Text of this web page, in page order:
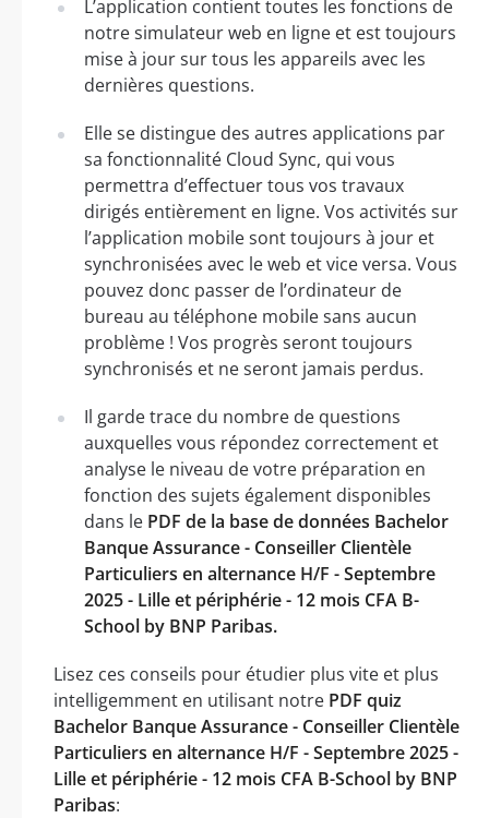
L’application contient toutes les fonctions de
notre simulateur web en ligne et est toujours
mise à jour sur tous les appareils avec les
dernières questions.
Elle se distingue des autres applications par
sa fonctionnalité Cloud Sync, qui vous
permettra d’effectuer tous vos travaux
dirigés entièrement en ligne. Vos activités sur
l’application mobile sont toujours à jour et
synchronisées avec le web et vice versa. Vous
pouvez donc passer de l’ordinateur de
bureau au téléphone mobile sans aucun
problème ! Vos progrès seront toujours
synchronisés et ne seront jamais perdus.
Il garde trace du nombre de questions
auxquelles vous répondez correctement et
analyse le niveau de votre préparation en
fonction des sujets également disponibles
dans le PDF de la base de données Bachelor
Banque Assurance - Conseiller Clientèle
Particuliers en alternance H/F - Septembre
2025 - Lille et périphérie - 12 mois CFA B-
School by BNP Paribas.
Lisez ces conseils pour étudier plus vite et plus
intelligemment en utilisant notre PDF quiz
Bachelor Banque Assurance - Conseiller Clientèle
Particuliers en alternance H/F - Septembre 2025 -
Lille et périphérie - 12 mois CFA B-School by BNP
Paribas: